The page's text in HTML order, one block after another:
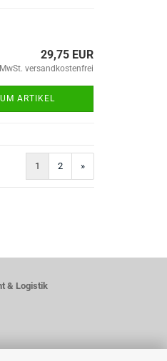
29,75 EUR
versandkostenfrei
ARTIKEL
1 2 »
& Logistik